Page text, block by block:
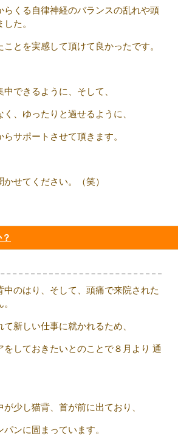
らくる自律神経のバランスの乱れや頭
た。
とを実感して頂けて良かったです。
できるように、そして、
、ゆったりと過せるように、
サポートさせて頂きます。
せてください。（笑）
中のはり、そして、頭痛で来院された
て新しい仕事に就かれるため、
をしておきたいとのことで８月より 通
少し猫背、首が前に出ており、
ンに固まっています。